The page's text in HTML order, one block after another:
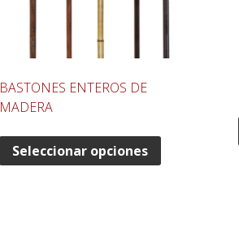
BASTONES ENTEROS DE
MADERA
Seleccionar opciones